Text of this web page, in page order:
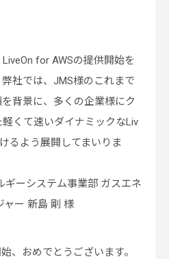
for AWSの提供開始を
社では、JMS様のこれまで
背景に、多くの企業様にク
くて速いダイナミックなLiv
るよう展開してまいりま
ギーシステム事業部 ガスエネ
ャー 新島 剛 様
、おめでとうございます。